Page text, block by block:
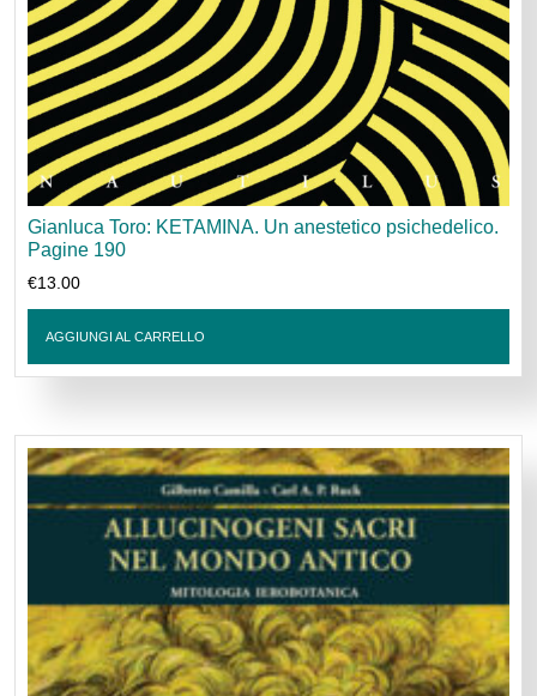
Gianluca Toro: KETAMINA. Un anestetico psichedelico.
Pagine 190
€13.00
AGGIUNGI AL CARRELLO